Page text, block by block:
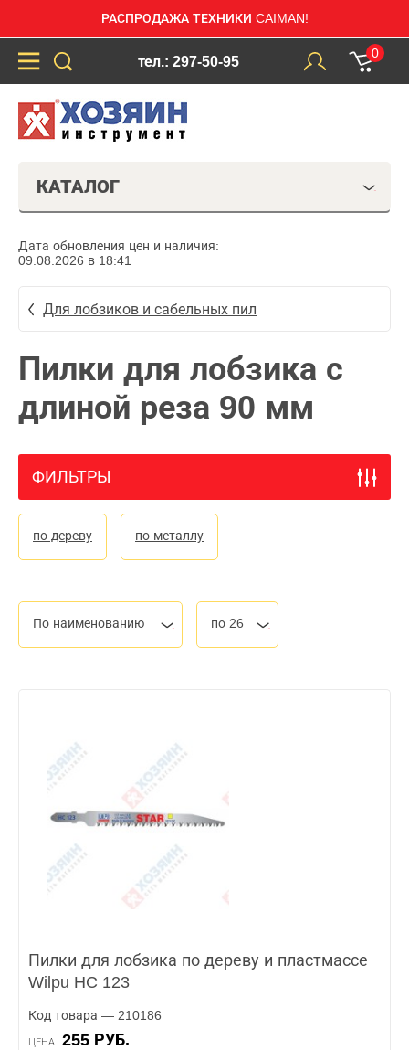
РАСПРОДАЖА ТЕХНИКИ CAIMAN!
тел.: 297-50-95
0
КАТАЛОГ
Дата обновления цен и наличия:
09.08.2026 в 18:41
Для лобзиков и сабельных пил
Пилки для лобзика с
длиной реза 90 мм
ФИЛЬТРЫ
по дереву по металлу
По наименованию по 26
Пилки для лобзика по дереву и пластмассе
Wilpu HC 123
Код товара — 210186
ЦЕНА 255 РУБ.